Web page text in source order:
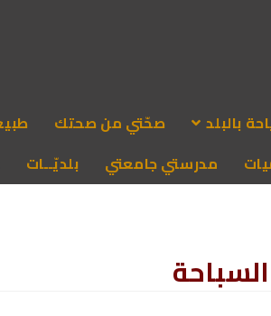
بالبلد صحّتي من صحتك
مدرستي جامعتي بلديّــات